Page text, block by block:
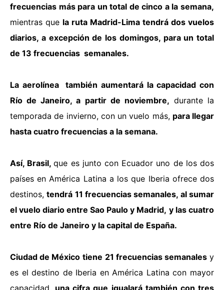
frecuencias más para un total de cinco a la semana,
mientras que la ruta Madrid-Lima tendrá dos vuelos
diarios, a excepción de los domingos, para un total
de 13 frecuencias semanales.
La aerolínea también aumentará la capacidad con
Río de Janeiro, a partir de noviembre, durante la
temporada de invierno, con un vuelo más, para llegar
hasta cuatro frecuencias a la semana.
Así, Brasil,que es junto con Ecuador uno de los dos
países en América Latina a los que Iberia ofrece dos
destinos,tendrá 11 frecuencias semanales, al sumar
el vuelo diario entre Sao Paulo y Madrid, y las cuatro
entre Río de Janeiro y la capital de España.
Ciudad de México tiene 21 frecuencias semanalesy
es el destino de Iberia en América Latina con mayor
capacidad, una cifra que igualará también con tres